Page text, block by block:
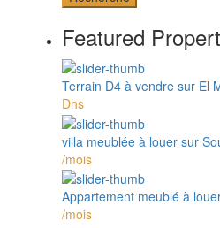
Featured
Terrain D4 à vendre sur El
Dhs
villa meublée à louer sur
/mois
Appartement meublé à
/mois